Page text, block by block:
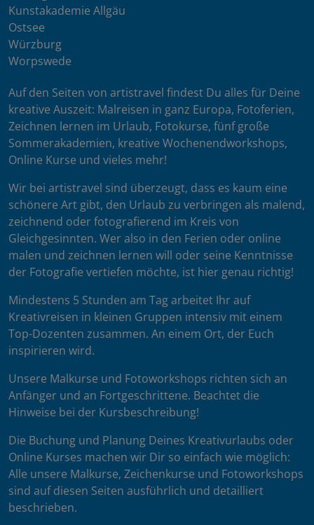
Kunstakademie Allgäu
Ostsee
Würzburg
Worpswede
Auf den Seiten von artistravel findest Du alles für Deine
kreative Auszeit: Malreisen in ganz Europa, Fotoferien,
Zeichnen lernen im Urlaub, Fotokurse, fünf große
Sommerakademien, kreative Wochenendworkshops,
Online Kurse und vieles mehr!
Wir bei artistravel sind überzeugt, dass es kaum eine
schönere Art gibt, den Urlaub zu verbringen als malend,
zeichnend oder fotografierend im Kreis von
Gleichgesinnten. Wer also in den Ferien oder online
malen und zeichnen lernen will oder seine Kenntnisse
der Fotografie vertiefen möchte, ist hier genau richtig!
Mindestens 5 Stunden am Tag arbeitet Ihr auf
Kreativreisen in kleinen Gruppen intensiv mit einem
Top-Dozenten zusammen. An einem Ort, der Euch
inspirieren wird.
Unsere Malkurse und Fotoworkshops richten sich an
Anfänger und an Fortgeschrittene. Beachtet die
Hinweise bei der Kursbeschreibung!
Die Buchung und Planung Deines Kreativurlaubs oder
Online Kurses machen wir Dir so einfach wie möglich:
Alle unsere Malkurse, Zeichenkurse und Fotoworkshops
sind auf diesen Seiten ausführlich und detailliert
beschrieben.